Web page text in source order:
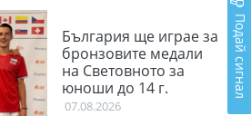
България ще играе за
бронзовите медали
на Световното за
юноши до 14 г.
07.08.2026
Подай сигнал